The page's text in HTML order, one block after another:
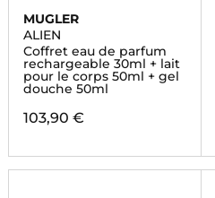
MUGLER
ALIEN
Coffret eau de parfum
rechargeable 30ml + lait
pour le corps 50ml + gel
douche 50ml
103,90 €